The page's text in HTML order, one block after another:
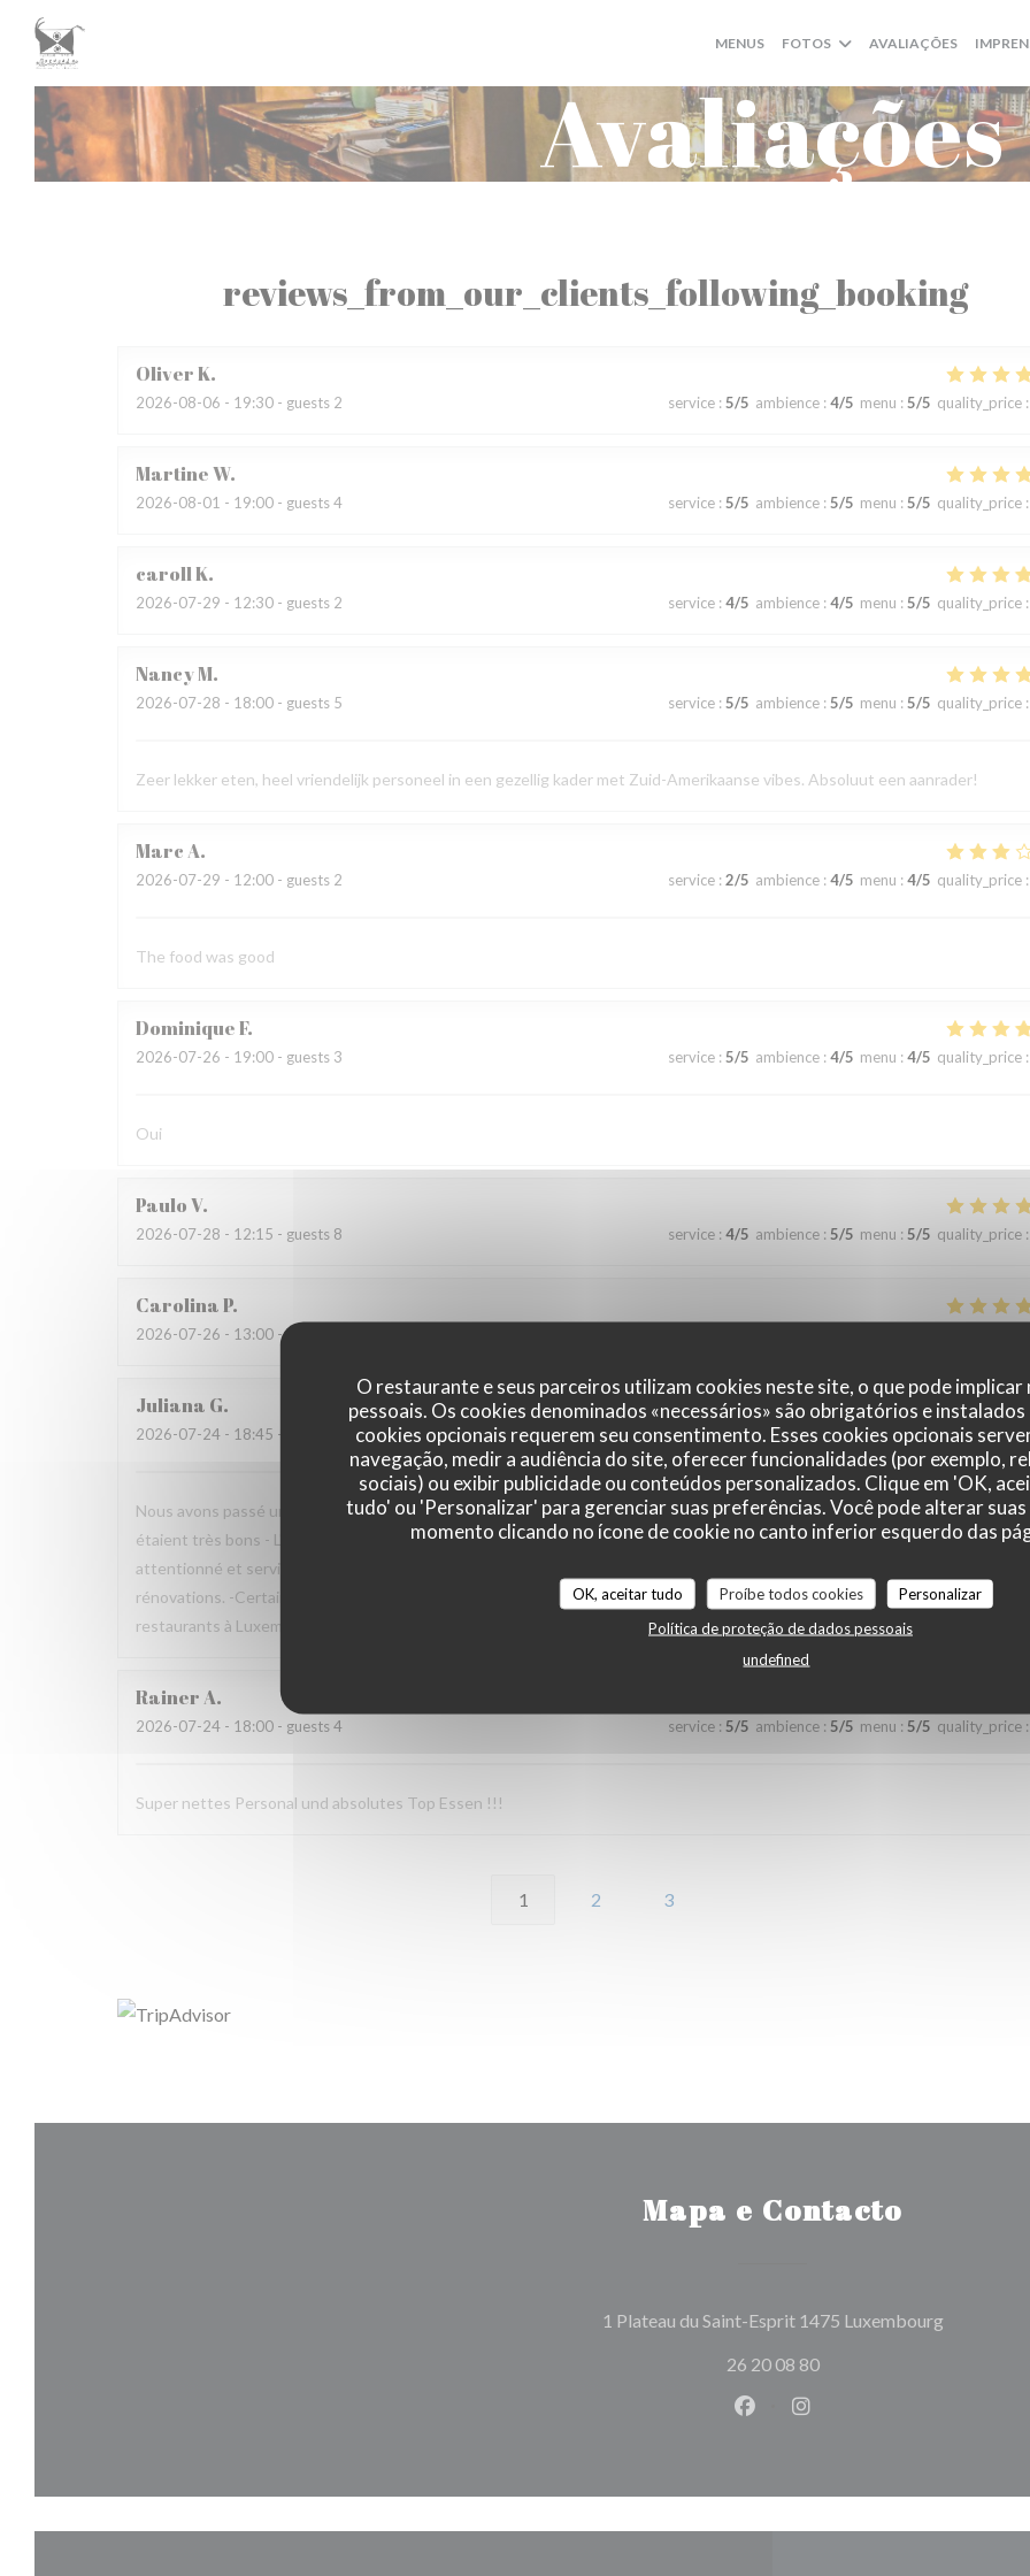
Painel de Gerenciamento de Cookies
O restaurante e seus parceiros utilizam cookies neste site, o que pode implicar
pessoais. Os cookies denominados «necessários» são obrigatórios e
cookies opcionais requerem seu consentimento. Esses cookies opcionais
navegação, medir a audiência do site, oferecer funcionalidades (por exemplo,
sociais) ou exibir publicidade ou conteúdos personalizados. Clique em 'OK,
tudo' ou 'Personalizar' para gerenciar suas preferências. Você pode alterar
momento clicando no ícone de cookie no canto inferior esquerdo das
OK, aceitar tudo Proíbe todos cookies
Personalizar
Política de proteção de dados pessoais
undefined
MENUS FOTOS AVALIAÇÕES
Avaliações
reviews_from_our_clients_following_booking
OliverK
2026-08-06 - 19:30 - guests 2 service: 5/5 ambience: 4/5 menu : 5/5 quality_price:
MartineW
2026-08-01 - 19:00 - guests 4 service: 5/5 ambience: 5/5 menu : 5/5 quality_price:
carollK
2026-07-29 - 12:30 - guests 2 service: 4/5 ambience: 4/5 menu : 5/5 quality_price:
NancyM
2026-07-28 - 18:00 - guests 5 service: 5/5 ambience: 5/5 menu : 5/5 quality_price:
Zeer lekker eten, heel vriendelijk personeel in een gezellig kader met Zuid-Amerikaanse vibes. Absoluut een aanrader!
MarcA
2026-07-29 - 12:00 - guests 2 service: 2/5 ambience: 4/5 menu : 4/5 quality_price:
The food was good
DominiqueF
2026-07-26 - 19:00 - guests 3 service: 5/5 ambience: 4/5 menu : 4/5 quality_price:
Oui
PauloV
2026-07-28 - 12:15 - guests 8 service: 4/5 ambience: 5/5 menu : 5/5 quality_price:
CarolinaP
2026-07-26 - 13:00 - guests 5
Juliana G
2026-07-24 - 18:45 - guests 3 service: 5/5 ambience :5/5 menu: 4/5 quality_price:
Nous avons passé une excellent moment dans ce restaurant. Je recommande vivement! Les plus : - Les plats et les cocktails
étaient très bons - L'ambiance en terrasse était agréable - Le service était excellent (notre serveur Pedro a été
attentionné et serviable -Merci!) Les petits moins : - Les sanitaires n'étaient pas les plus propres et nécessitent des
rénovations. -Certains prix nous paraissent un peu excessifs mais cela reste tout de même raisonnable à l'échelle des
restaurants à Luxembourg-Ville
RainerA
2026-07-24 - 18:00 - guests 4 service: 5/5 ambience: 5/5 menu : 5/5 quality_price:
Super nettes Personal und absolutes Top Essen !!!
1 2 3
Mapa e Contacto
1 Plateau du Saint-Esprit 1475 Luxembourg((abre
26 20 08 80
Facebook ((abre numa nova
Instagram ((abre numa